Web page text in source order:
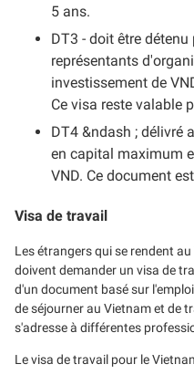
5 ans.
DT3 - doit être
représentants
investissement de
Ce visa reste valable
DT4 &ndash ; délivré
en capital maximum
VND. Ce document
Visa de travail
Les étrangers qui se rendent
doivent demander un visa de
d'un document basé sur
de séjourner au Vietnam et de
s'adresse à différentes
Le visa de travail pour le